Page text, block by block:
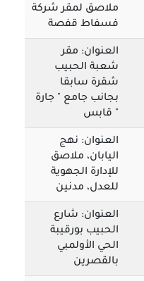
ملاصق لمقر شركة
فسفاط قفصة
العنوان: مقر
شعبة الحبيب
شقرة سابقا
بجانب جامع " جارة
" قابس
العنوان: نهج
اليابان، ملاصق
للإدارة الجهوية
للعدل، مدنين
العنوان: شارع
الحبيب بورقيبة
الحي الأولمبي
بالقصرين